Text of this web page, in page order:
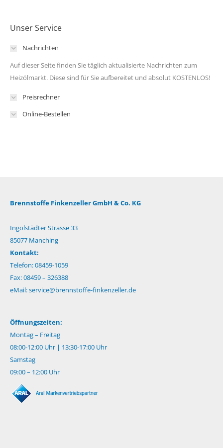
Unser Service
Nachrichten
Auf dieser Seite finden Sie täglich aktualisierte Nachrichten zum
Heizölmarkt. Diese sind für Sie aufbereitet und absolut KOSTENLOS!
Preisrechner
Online-Bestellen
Brennstoffe Finkenzeller GmbH & Co. KG
Ingolstädter Strasse 33
85077 Manching
Kontakt:
Telefon: 08459-1059
Fax: 08459 – 326388
eMail:service@brennstoffe-finkenzeller.de
Öffnungszeiten:
Montag – Freitag
08:00-12:00 Uhr | 13:30-17:00 Uhr
Samstag
09:00 – 12:00 Uhr